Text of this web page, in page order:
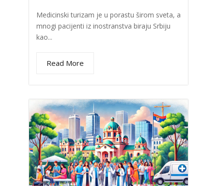
Medicinski turizam je u porastu širom sveta, a
mnogi pacijenti iz inostranstva biraju Srbiju
kao...
Read More